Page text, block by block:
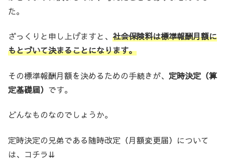
た。
ざっくりと申し上げますと、 社会保険料は標準報酬月額に
もとづいて決まることになります。
その標準報酬月額を決めるための手続きが、 定時決定（算
定基礎届） です。
どんなものなのでしょうか。
定時決定の兄弟である随時改定（月額変更届）について
は、コチラ⇊